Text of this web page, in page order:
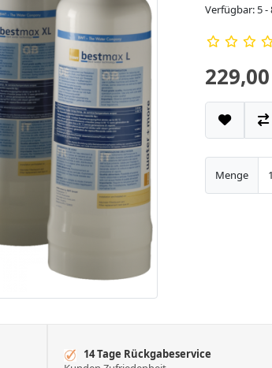
Verfügbar: 5 -
Menge
14 Tage Rückgabeservice